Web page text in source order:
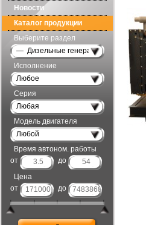
Новости
Каталог продукции
Выберите раздел
— Дизельные генераторы
Исполнение
Любое
Серия
Любая
Модель двигателя
Любой
Время автоном. работы
от
до
Цена
от
до